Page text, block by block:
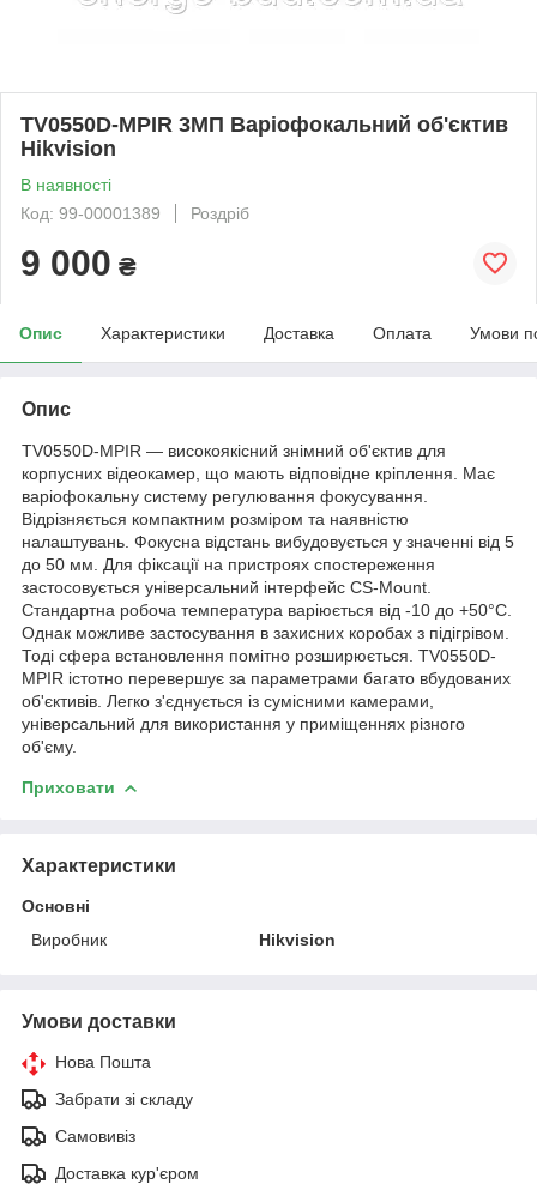
TV0550D-MPIR 3МП Варіофокальний об'єктив
Hikvision
В наявності
Код: 99-00001389
Роздріб
9 000 ₴
Опис Характеристики Доставка Оплата Умови
Опис
TV0550D-MPIR — високоякісний знімний об'єктив для
корпусних відеокамер, що мають відповідне кріплення. Має
варіофокальну систему регулювання фокусування.
Відрізняється компактним розміром та наявністю
налаштувань. Фокусна відстань вибудовується у значенні від 5
до 50 мм. Для фіксації на пристроях спостереження
застосовується універсальний інтерфейс CS-Mount.
Стандартна робоча температура варіюється від -10 до +50°C.
Однак можливе застосування в захисних коробах з підігрівом.
Тоді сфера встановлення помітно розширюється. TV0550D-
MPIR істотно перевершує за параметрами багато вбудованих
об'єктивів. Легко з'єднується із сумісними камерами,
універсальний для використання у приміщеннях різного
об'єму.
Приховати
Характеристики
Основні
Виробник
Hikvision
Умови доставки
Нова Пошта
Забрати зі складу
Самовивіз
Доставка кур'єром